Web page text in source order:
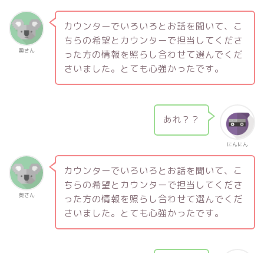
奥さん
カウンターでいろいろとお話を聞いて、こ
ちらの希望とカウンターで担当してくださ
った方の情報を照らし合わせて選んでくだ
さいました。とても心強かったです。
にんにん
あれ？？
奥さん
カウンターでいろいろとお話を聞いて、こ
ちらの希望とカウンターで担当してくださ
った方の情報を照らし合わせて選んでくだ
さいました。とても心強かったです。